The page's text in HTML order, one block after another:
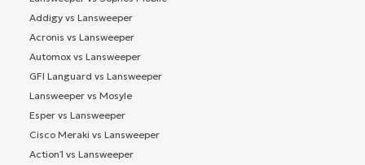
Addigy vs Lansweeper
Acronis vs Lansweeper
Automox vs Lansweeper
GFI Languard vs Lansweeper
Lansweeper vs Mosyle
Esper vs Lansweeper
Cisco Meraki vs Lansweeper
Action1 vs Lansweeper